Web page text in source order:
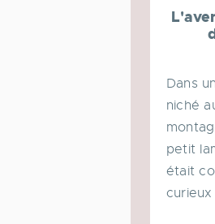
Dans
niché
petit
était